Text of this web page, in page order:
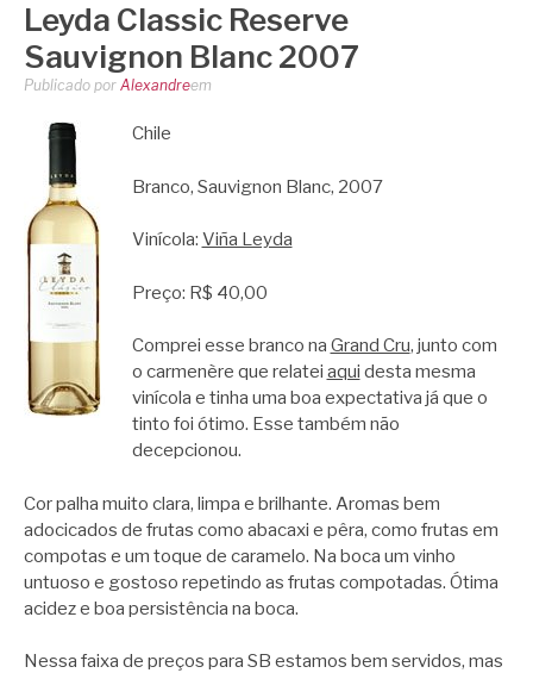
Leyda Classic Reserve
Sauvignon Blanc 2007
Publicado por Alexandreem
Chile
Branco, Sauvignon Blanc, 2007
Vinícola: Viña Leyda
Preço: R$ 40,00
Comprei esse branco na Grand Cru, junto com
o carmenère que relatei aqui desta mesma
vinícola e tinha uma boa expectativa já que o
tinto foi ótimo. Esse também não
decepcionou.
Cor palha muito clara, limpa e brilhante. Aromas bem
adocicados de frutas como abacaxi e pêra, como frutas em
compotas e um toque de caramelo. Na boca um vinho
untuoso e gostoso repetindo as frutas compotadas. Ótima
acidez e boa persistência na boca.
Nessa faixa de preços para SB estamos bem servidos, mas